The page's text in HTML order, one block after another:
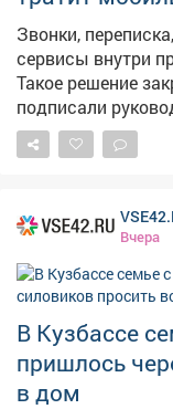
Кузбассом. В
пространство в
Звонки,
сервисы внутри
Такое решение
подписали
и крупнейших
Вчера
В Кузбассе
пришлось
в дом